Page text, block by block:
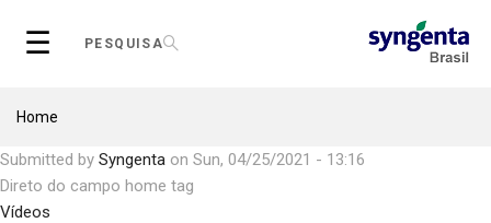
☰ PESQUISA
Breadcrumb
Home
Submitted by Syngenta on Sun, 04/25/2021 - 13:16
Direto do campo home tag
Vídeos